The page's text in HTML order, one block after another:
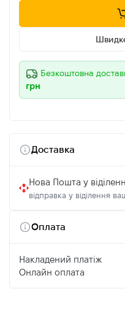
Безкоштовна
грн
Доставка
Нова Пошта у
відправка у віділення
Оплата
Накладений платіж
Онлайн оплата